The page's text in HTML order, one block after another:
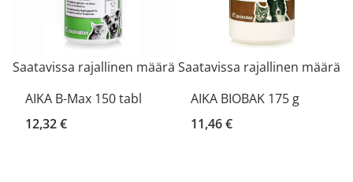
Saatavissa rajallinen määrä
AIKA B-Max 150 tabl
12,32 €
Saatavissa rajallinen määrä
AIKA BIOBAK 175 g
11,46 €